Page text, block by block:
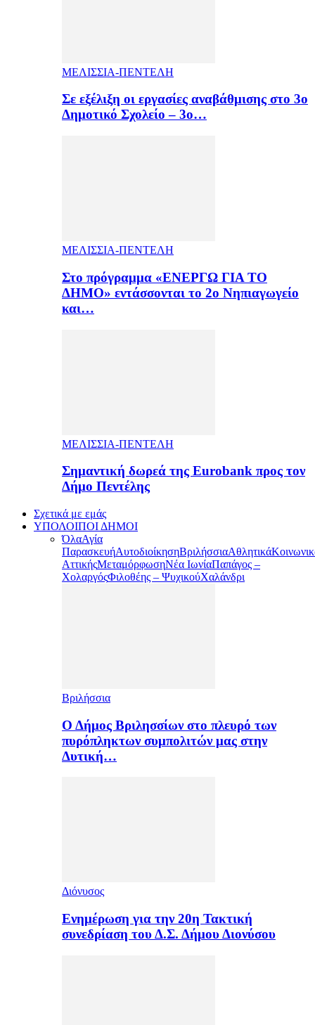
ΜΕΛΙΣΣΙΑ-ΠΕΝΤΕΛΗ
Σε εξέλιξη οι εργασίες αναβάθμισης στο 3ο
Δημοτικό Σχολείο – 3ο…
ΜΕΛΙΣΣΙΑ-ΠΕΝΤΕΛΗ
Στο πρόγραμμα «ΕΝΕΡΓΩ ΓΙΑ ΤΟ
ΔΗΜΟ» εντάσσονται το 2ο Νηπιαγωγείο
και…
ΜΕΛΙΣΣΙΑ-ΠΕΝΤΕΛΗ
Σημαντική δωρεά της Eurobank προς τον
Δήμο Πεντέλης
Σχετικά με εμάς
ΥΠΟΛΟΙΠΟΙ ΔΗΜΟΙ
ΌλαΑγία
ΠαρασκευήΑυτοδιοίκησηΒριλήσσιαΑθλητικά
ΑττικήςΜεταμόρφωσηΝέα ΙωνίαΠαπάγος –
ΧολαργόςΦιλοθέης – ΨυχικούΧαλάνδρι
Βριλήσσια
Ο Δήμος Βριλησσίων στο πλευρό των
πυρόπληκτων συμπολιτών μας στην
Δυτική…
Διόνυσος
Ενημέρωση για την 20η Τακτική
συνεδρίαση του Δ.Σ. Δήμου Διονύσου